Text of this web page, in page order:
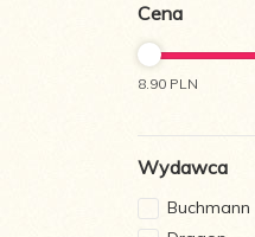
Cena
8.90 PLN
Wydawca
Buchmann